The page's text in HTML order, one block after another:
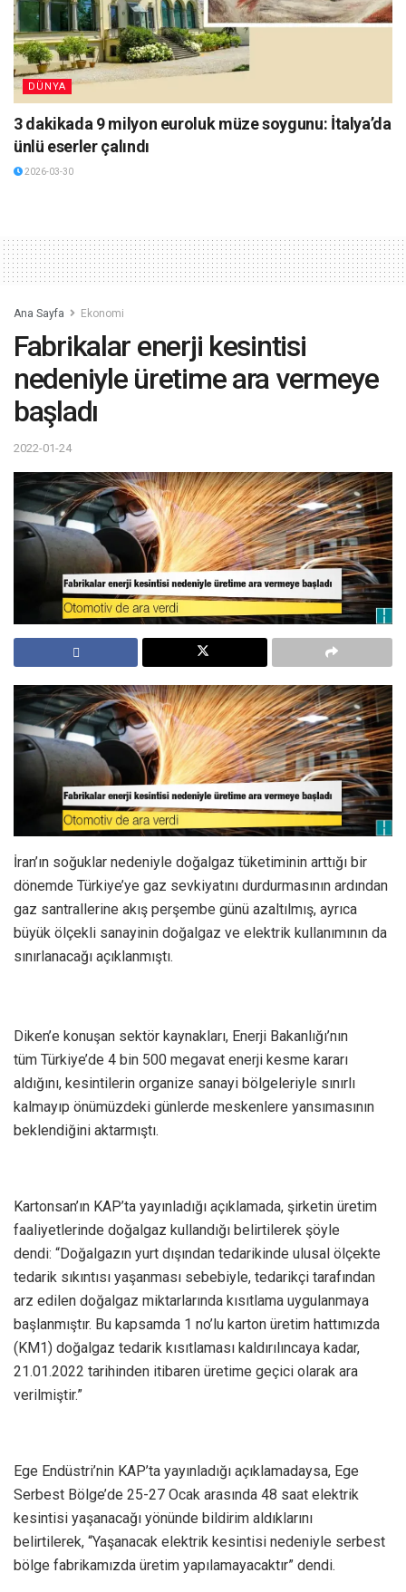
DÜNYA
3 dakikada 9 milyon euroluk müze soygunu: İtalya’da
ünlü eserler çalındı
2026-03-30
Ana Sayfa Ekonomi
Fabrikalar enerji kesintisi
nedeniyle üretime ara vermeye
başladı
2022-01-24
İran’ın soğuklar nedeniyle doğalgaz tüketiminin arttığı bir
dönemde Türkiye’ye gaz sevkiyatını durdurmasının ardından
gaz santrallerine akış perşembe günü azaltılmış, ayrıca
büyük ölçekli sanayinin doğalgaz ve elektrik kullanımının da
sınırlanacağı açıklanmıştı.
Diken’e konuşan sektör kaynakları, Enerji Bakanlığı’nın
tüm Türkiye’de 4 bin 500 megavat enerji kesme kararı
aldığını, kesintilerin organize sanayi bölgeleriyle sınırlı
kalmayıp önümüzdeki günlerde meskenlere yansımasının
beklendiğini aktarmıştı.
Kartonsan’ın KAP’ta yayınladığı açıklamada, şirketin üretim
faaliyetlerinde doğalgaz kullandığı belirtilerek şöyle
dendi: “Doğalgazın yurt dışından tedarikinde ulusal ölçekte
tedarik sıkıntısı yaşanması sebebiyle, tedarikçi tarafından
arz edilen doğalgaz miktarlarında kısıtlama uygulanmaya
başlanmıştır. Bu kapsamda 1 no’lu karton üretim hattımızda
(KM1) doğalgaz tedarik kısıtlaması kaldırılıncaya kadar,
21.01.2022 tarihinden itibaren üretime geçici olarak ara
verilmiştir.”
Ege Endüstri’nin KAP’ta yayınladığı açıklamadaysa, Ege
Serbest Bölge’de 25-27 Ocak arasında 48 saat elektrik
kesintisi yaşanacağı yönünde bildirim aldıklarını
belirtilerek, “Yaşanacak elektrik kesintisi nedeniyle serbest
bölge fabrikamızda üretim yapılamayacaktır” dendi.